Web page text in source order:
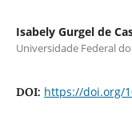
Isabely Gurgel de
Universidade Federal
DOI: https://doi.org/